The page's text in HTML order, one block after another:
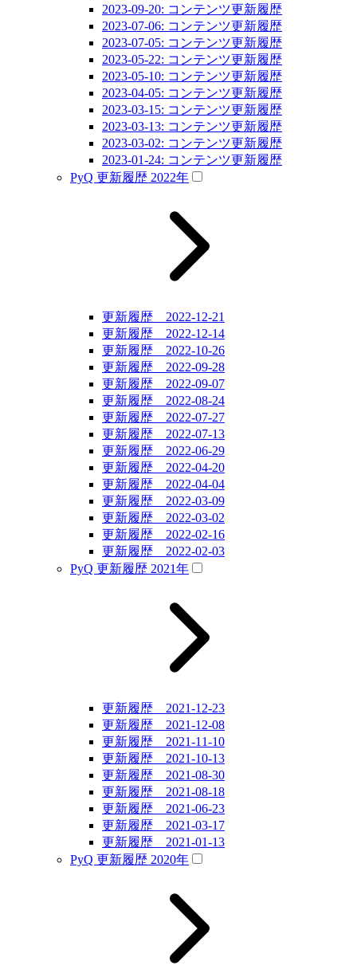
2023-09-20: コンテンツ更新履歴
2023-07-06: コンテンツ更新履歴
2023-07-05: コンテンツ更新履歴
2023-05-22: コンテンツ更新履歴
2023-05-10: コンテンツ更新履歴
2023-04-05: コンテンツ更新履歴
2023-03-15: コンテンツ更新履歴
2023-03-13: コンテンツ更新履歴
2023-03-02: コンテンツ更新履歴
2023-01-24: コンテンツ更新履歴
PyQ 更新履歴 2022年
更新履歴 2022-12-21
更新履歴 2022-12-14
更新履歴 2022-10-26
更新履歴 2022-09-28
更新履歴 2022-09-07
更新履歴 2022-08-24
更新履歴 2022-07-27
更新履歴 2022-07-13
更新履歴 2022-06-29
更新履歴 2022-04-20
更新履歴 2022-04-04
更新履歴 2022-03-09
更新履歴 2022-03-02
更新履歴 2022-02-16
更新履歴 2022-02-03
PyQ 更新履歴 2021年
更新履歴 2021-12-23
更新履歴 2021-12-08
更新履歴 2021-11-10
更新履歴 2021-10-13
更新履歴 2021-08-30
更新履歴 2021-08-18
更新履歴 2021-06-23
更新履歴 2021-03-17
更新履歴 2021-01-13
PyQ 更新履歴 2020年